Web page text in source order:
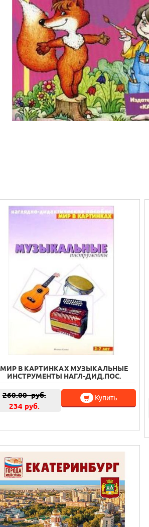
МИР В КАРТИНКАХ МУЗЫКАЛЬНЫЕ
ИНСТРУМЕНТЫ НАГЛ-ДИД.ПОС.
260.00руб.
234 руб.
Купить